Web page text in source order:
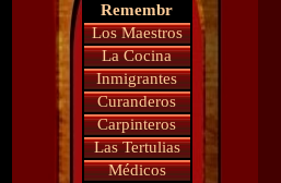
Remembr
Los Maestros
La Cocina
Inmigrantes
Curanderos
Carpinteros
Las Tertulias
Médicos